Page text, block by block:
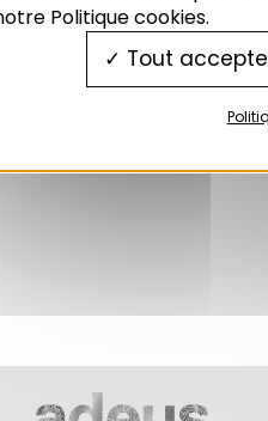
Politique cookies.
Tout